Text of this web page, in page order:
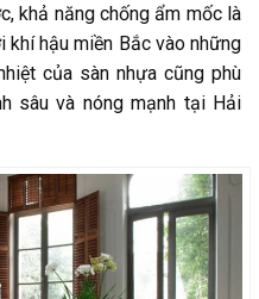
khả năng chống ẩm mốc là
hậu miền Bắc vào những
của sàn nhựa cũng phù
sâu và nóng mạnh tại Hải